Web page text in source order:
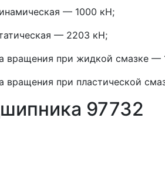
— 1000 кН;
— 2203 кН;
вращения при жидкой смазке —
вращения при пластической
97732